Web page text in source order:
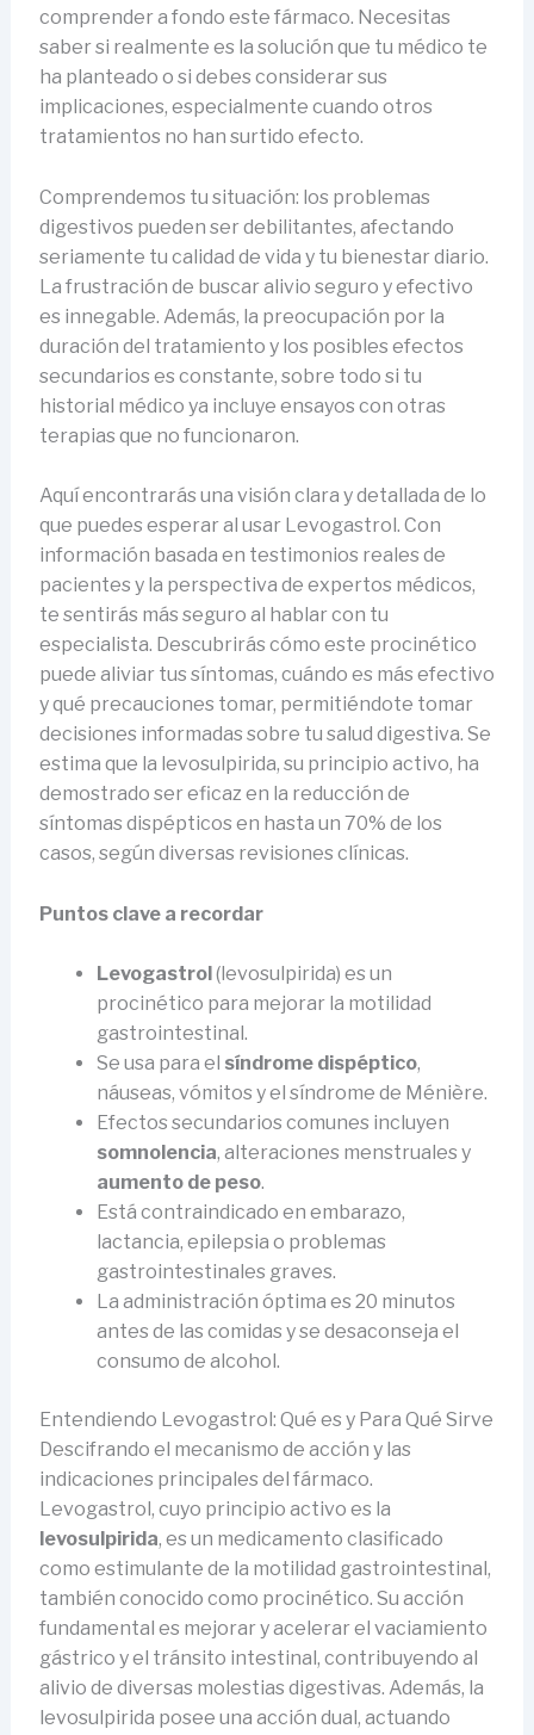
comprender a fondo este fármaco. Necesitas
saber si realmente es la solución que tu médico te
ha planteado o si debes considerar sus
implicaciones, especialmente cuando otros
tratamientos no han surtido efecto.
Comprendemos tu situación: los problemas
digestivos pueden ser debilitantes, afectando
seriamente tu calidad de vida y tu bienestar diario.
La frustración de buscar alivio seguro y efectivo
es innegable. Además, la preocupación por la
duración del tratamiento y los posibles efectos
secundarios es constante, sobre todo si tu
historial médico ya incluye ensayos con otras
terapias que no funcionaron.
Aquí encontrarás una visión clara y detallada de lo
que puedes esperar al usar Levogastrol. Con
información basada en testimonios reales de
pacientes y la perspectiva de expertos médicos,
te sentirás más seguro al hablar con tu
especialista. Descubrirás cómo este procinético
puede aliviar tus síntomas, cuándo es más efectivo
y qué precauciones tomar, permitiéndote tomar
decisiones informadas sobre tu salud digestiva. Se
estima que la levosulpirida, su principio activo, ha
demostrado ser eficaz en la reducción de
síntomas dispépticos en hasta un 70% de los
casos, según diversas revisiones clínicas.
Puntos clave a recordar
Levogastrol (levosulpirida) es un
procinético para mejorar la motilidad
gastrointestinal.
Se usa para el síndrome dispéptico,
náuseas, vómitos y el síndrome de Ménière.
Efectos secundarios comunes incluyen
somnolencia, alteraciones menstruales y
aumento de peso.
Está contraindicado en embarazo,
lactancia, epilepsia o problemas
gastrointestinales graves.
La administración óptima es 20 minutos
antes de las comidas y se desaconseja el
consumo de alcohol.
Entendiendo Levogastrol: Qué es y Para Qué Sirve
Descifrando el mecanismo de acción y las
indicaciones principales del fármaco.
Levogastrol, cuyo principio activo es la
levosulpirida, es un medicamento clasificado
como estimulante de la motilidad gastrointestinal,
también conocido como procinético. Su acción
fundamental es mejorar y acelerar el vaciamiento
gástrico y el tránsito intestinal, contribuyendo al
alivio de diversas molestias digestivas. Además, la
levosulpirida posee una acción dual, actuando